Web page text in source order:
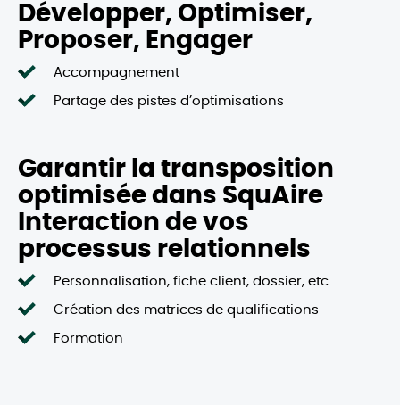
Développer, Optimiser,
Proposer, Engager
Accompagnement
Partage des pistes d’optimisations
Garantir la transposition
optimisée dans SquAire
Interaction de vos
processus relationnels
Personnalisation, fiche client, dossier, etc…
Création des matrices de qualifications
Formation